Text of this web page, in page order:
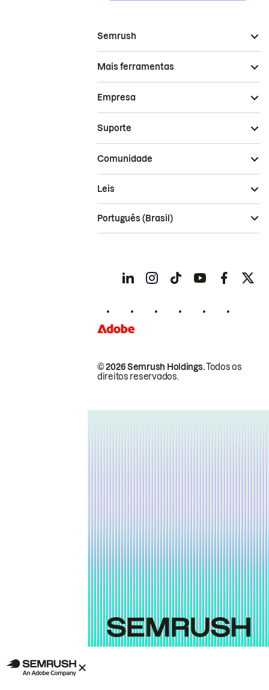
Semrush
Mais ferramentas
Empresa
Suporte
Comunidade
© 2026 Semrush Holdings.Todos os
direitos reservados.
Leis
Português (Brasil)